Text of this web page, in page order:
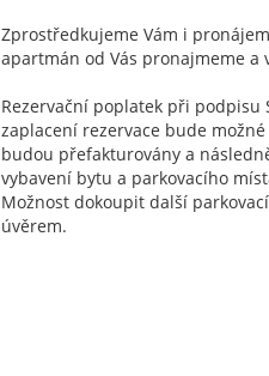
Zprostředkujeme Vám i
apartmán od Vás pronajmeme a
Rezervační poplatek při podpisu
zaplacení rezervace bude
budou přefakturovány a
vybavení bytu a parkovacího
Možnost dokoupit další
úvěrem.